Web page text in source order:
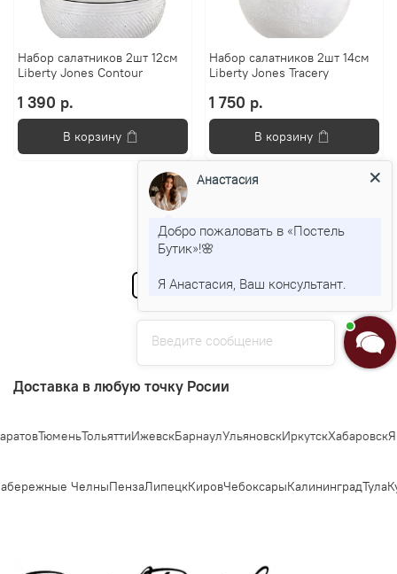
Набор салатников 2шт 12см
Liberty Jones Contour
1 390 р.
В корзину
Набор салатников 2шт 14см
Liberty Jones Tracery
1 750 р.
В корзину
Показать еще
1 2 3 … 10
Доставка в любую точку Росии
ТюменьТольяттиИжевскБарнаулУльяновскИркутскХабаровск
ЧелныПензаЛипецкКировЧебоксарыКалининградТула
Введите сообщение
Анастасия
Добро пожаловать в «Постель
Бутик»!🌸
Я Анастасия, Ваш консультант.